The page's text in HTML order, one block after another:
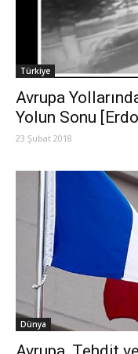
Türkiye
Avrupa
Yolun Sonu
23 Şubat 2018
Dünya